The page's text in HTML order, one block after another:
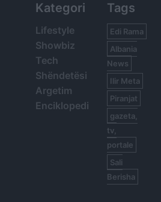
Kategori
Lifestyle
Showbiz
Tech
Shëndetësi
Argetim
Enciklopedi
Tags
Edi Rama
Albania
News
Ilir Meta
Piranjat
gazeta,
tv,
portale
Sali
Berisha